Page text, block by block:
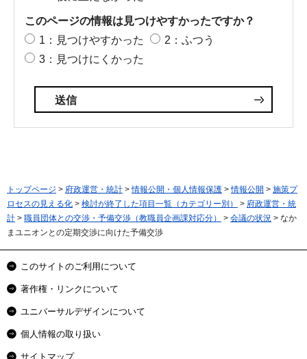
このページの情報は見つけやすかったですか？
1：見つけやすかった
2：ふつう
3：見つけにくかった
トップページ > 府政運営・統計 >情報公開・個人情報保護 >情報公開 > 施策プ
ロセスの見える化 > 検討が終了した項目一覧（カテゴリー別） > 府政運営・統
計 > 職員団体との交渉・予備交渉（教職員企画課対応分） > 会議の状況 > なか
まユニオンとの定期交渉に向けた予備交渉
このサイトのご利用について
著作権・リンクについて
ユニバーサルデザインについて
個人情報の取り扱い
サイトマップ